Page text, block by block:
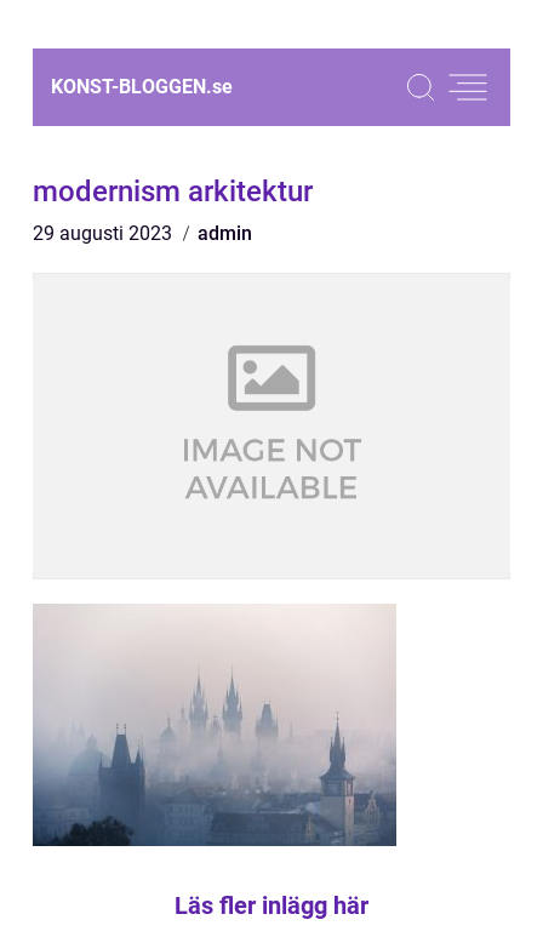
KONST-BLOGGEN.se
modernism arkitektur
29 augusti 2023 admin
Läs fler inlägg här